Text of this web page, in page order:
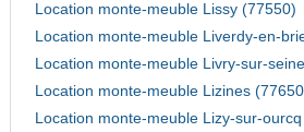
Location monte-meuble Lissy (77550)
Location monte-meuble Liverdy-en-
Location monte-meuble Livry-sur-
Location monte-meuble Lizines
Location monte-meuble Lizy-sur-